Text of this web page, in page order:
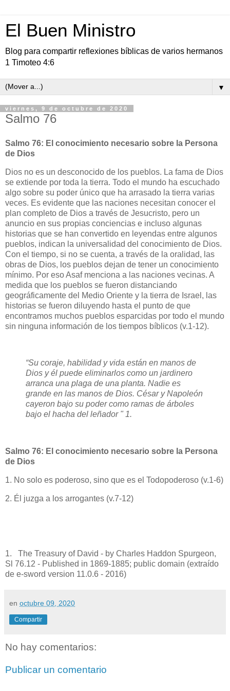
El Buen Ministro
Blog para compartir reflexiones bíblicas de varios hermanos
1 Timoteo 4:6
▼
viernes, 9 de octubre de 2020
Salmo 76
Salmo 76: El conocimiento necesario sobre la Persona
de Dios
Dios no es un desconocido de los pueblos. La fama de Dios
se extiende por toda la tierra. Todo el mundo ha escuchado
algo sobre su poder único que ha arrasado la tierra varias
veces. Es evidente que las naciones necesitan conocer el
plan completo de Dios a través de Jesucristo, pero un
anuncio en sus propias conciencias e incluso algunas
historias que se han convertido en leyendas entre algunos
pueblos, indican la universalidad del conocimiento de Dios.
Con el tiempo, si no se cuenta, a través de la oralidad, las
obras de Dios, los pueblos dejan de tener un conocimiento
mínimo. Por eso Asaf menciona a las naciones vecinas. A
medida que los pueblos se fueron distanciando
geográficamente del Medio Oriente y la tierra de Israel, las
historias se fueron diluyendo hasta el punto de que
encontramos muchos pueblos esparcidas por todo el mundo
sin ninguna información de los tiempos bíblicos (v.1-12).
“Su coraje, habilidad y vida están en manos de
Dios y él puede eliminarlos como un jardinero
arranca una plaga de una planta. Nadie es
grande en las manos de Dios. César y Napoleón
cayeron bajo su poder como ramas de árboles
bajo el hacha del leñador " 1.
Salmo 76: El conocimiento necesario sobre la Persona
de Dios
1. No solo es poderoso, sino que es el Todopoderoso (v.1-6)
2. Él juzga a los arrogantes (v.7-12)
1. The Treasury of David - by Charles Haddon Spurgeon,
Sl 76.12 - Published in 1869-1885; public domain (extraído
de e-sword version 11.0.6 - 2016)
en octubre 09, 2020
Compartir
No hay comentarios:
Publicar un comentario